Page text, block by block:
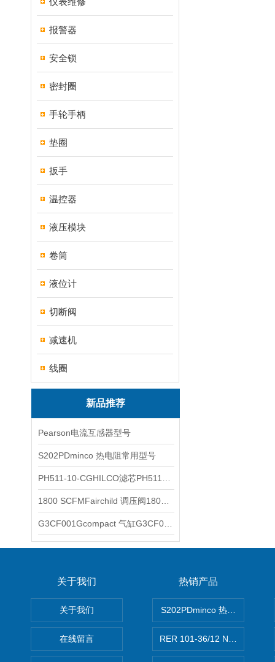
报警器
安全锁
密封圈
手轮手柄
垫圈
扳手
温控器
液压模块
卷筒
液位计
切断阀
减速机
线圈
新品推荐
Pearson电流互感器型号
S202PDminco 热电阻常用型号
关于我们
关于我们
在线留言
热销产品
S202PDminco 热电阻
RER 101-36/12 NHH离心